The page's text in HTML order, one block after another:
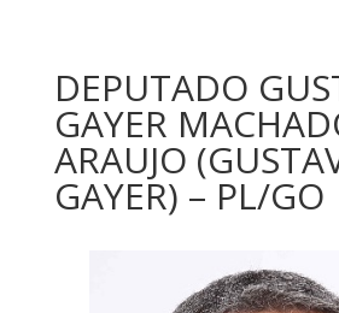
DEPUTADO
GAYER
ARAUJO
GAYER) – PL/GO